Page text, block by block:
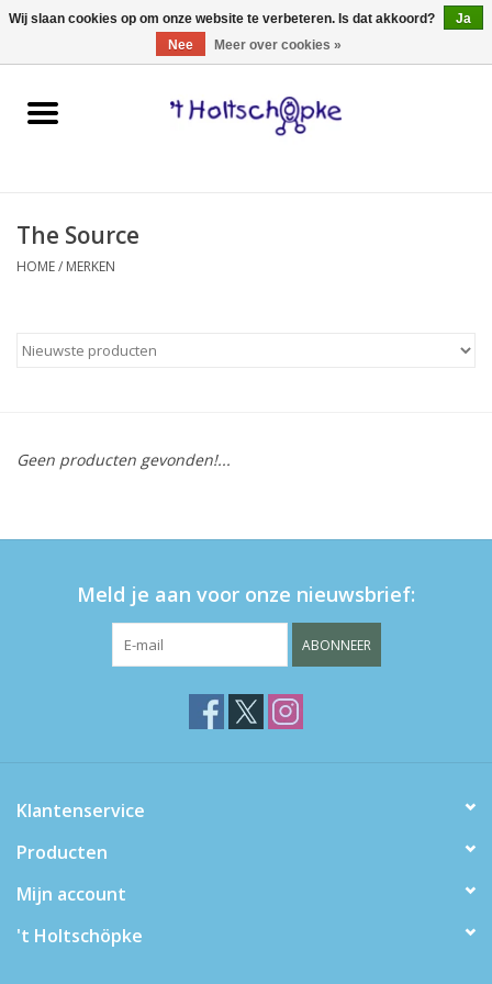
0 Artikelen - €0,00
Home
spellen
schmink & make-up
kinderkamer
eten & drinken
Merken
The Source
HOME/ MERKEN
Geen producten gevonden!...
Meld je aan voor onze nieuwsbrief:
ABONNEER
Klantenservice
Producten
Mijn account
't Holtschöpke
Wij slaan cookies op om onze website te verbeteren. Is dat akkoord?
Ja
Nee
Meer over cookies »